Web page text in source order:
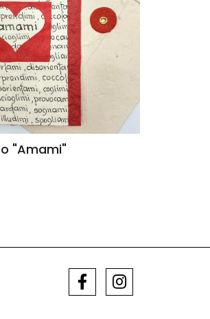
Biglietto "A te che sei..."